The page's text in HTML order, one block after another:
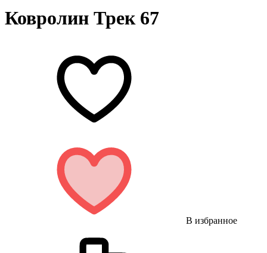
Ковролин Трек 67
В избранное